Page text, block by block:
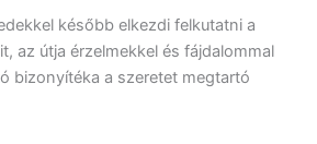
később elkezdi felkutatni a
az útja érzelmekkel és fájdalommal
bizonyítéka a szeretet megtartó